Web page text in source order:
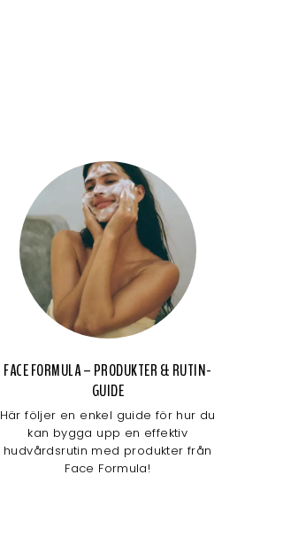
FACE FORMULA – PRODUKTER & RUTIN-
GUIDE
Här följer en enkel guide för hur du
kan bygga upp en effektiv
hudvårdsrutin med produkter från
Face Formula!